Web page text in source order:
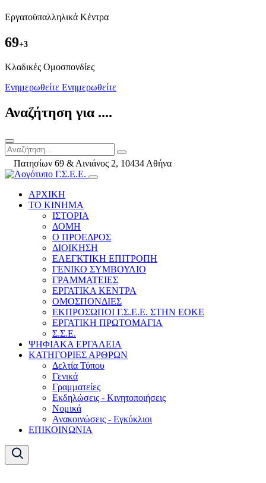
Εργατοϋπαλληλικά Κέντρα
69+3
Kλαδικές Ομοσπονδίες
Ενημερωθείτε Ενημερωθείτε
Αναζήτηση για ....
Πατησίων 69 & Αινιάνος 2, 10434 Αθήνα
ΑΡΧΙΚΗ
ΤΟ ΚΙΝΗΜΑ
ΙΣΤΟΡΙΑ
ΔΟΜΗ
Ο ΠΡΟΕΔΡΟΣ
ΔΙΟΙΚΗΣΗ
ΕΛΕΓΚΤΙΚΗ ΕΠΙΤΡΟΠΗ
ΓΕΝΙΚΟ ΣΥΜΒΟΥΛΙΟ
ΓΡΑΜΜΑΤΕΙΕΣ
ΕΡΓΑΤΙΚΑ ΚΕΝΤΡΑ
ΟΜΟΣΠΟΝΔΙΕΣ
ΕΚΠΡΟΣΩΠΟΙ Γ.Σ.Ε.Ε. ΣΤΗΝ ΕΟΚΕ
ΕΡΓΑΤΙΚΗ ΠΡΩΤΟΜΑΓΙΑ
Σ.Σ.Ε.
ΨΗΦΙΑΚΑ ΕΡΓΑΛΕΙΑ
ΚΑΤΗΓΟΡΙΕΣ ΑΡΘΡΩΝ
Δελτία Τύπου
Γενικά
Γραμματείες
Εκδηλώσεις - Κινητοποιήσεις
Νομικά
Ανακοινώσεις - Εγκύκλιοι
ΕΠΙΚΟΙΝΩΝΙΑ